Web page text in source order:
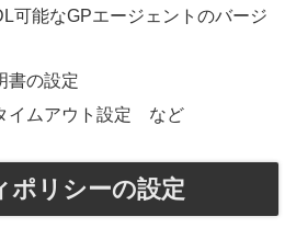
可能なGPエージェントのバージ
書の設定
イムアウト設定 など
ポリシーの設定